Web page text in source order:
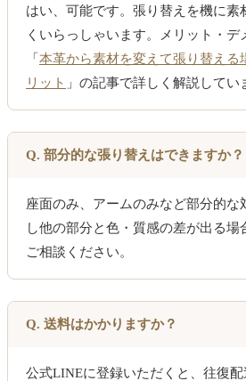
はい、可能です。張り替えを機に素
くいらっしゃいます。メリット・デ
「 本革から素材を変えて張り替える
リット 」の記事で詳しく解説してい
Q. 部分的な張り替えはできますか？
座面のみ、アームのみなど部分的な
し他の部分と色・質感の差が出る場
ご相談ください。
Q. 送料はかかりますか？
公式LINEに登録いただくと、往復